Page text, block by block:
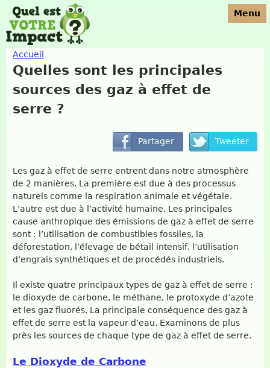
Vous êtes ici
Accueil
Quelles sont les principales
sources des gaz à effet de
serre ?
       Tweeter
Les gaz à effet de serre entrent dans notre atmosphère
de 2 manières. La première est due à des processus
naturels comme la respiration animale et végétale.
L’autre est due à l’activité humaine. Les principales
cause anthropique des émissions de gaz à effet de serre
sont : l’utilisation de combustibles fossiles, la
déforestation, l’élevage de bétail intensif, l’utilisation
d’engrais synthétiques et de procédés industriels.
Il existe quatre principaux types de gaz à effet de serre :
le dioxyde de carbone, le méthane, le protoxyde d’azote
et les gaz fluorés. La principale conséquence des gaz à
effet de serre est la vapeur d’eau. Examinons de plus
près les sources de chaque type de gaz à effet de serre.
Le Dioxyde de Carbone
Menu